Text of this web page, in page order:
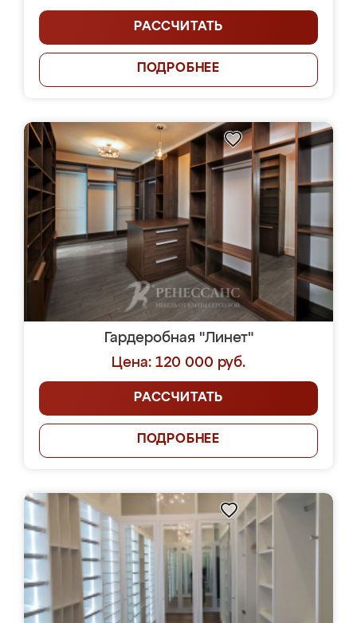
РАССЧИТАТЬ
ПОДРОБНЕЕ
Гардеробная "Линет"
Цена: 120 000 руб.
РАССЧИТАТЬ
ПОДРОБНЕЕ